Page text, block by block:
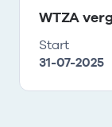
WTZA
Start
31-07-2025